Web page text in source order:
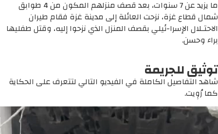
ما يزيد عن 7 سنوات، بعد قصف منزلهم المكون من 4 طوابق
شمال قطاع غزة، نزحت العائلة إلى مدينة غزة فقام طيران
الاحتـلال الإسرا-ئيلي بقصف المنزل الذي نزحوا إليه، وقتل طفليها
براء وحسن.
توثيق للجريمة
شاهد التفاصيل الكاملة في الفيديو التالي لتتعرف على الحكاية
كما رُوِيت.